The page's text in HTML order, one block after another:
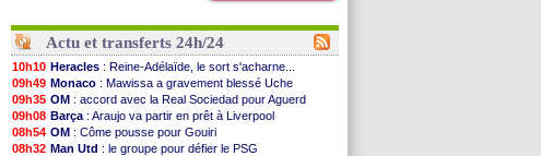
Actu et transferts 24h/24
10h10 Heracles : Reine-Adélaïde, le sort s'acharne...
09h49 Monaco : Mawissa a gravement blessé Uche
09h35 OM : accord avec la Real Sociedad pour Aguerd
09h08 Barça : Araujo va partir en prêt à Liverpool
08h54 OM : Côme pousse pour Gouiri
08h32 Man Utd : le groupe pour défier le PSG